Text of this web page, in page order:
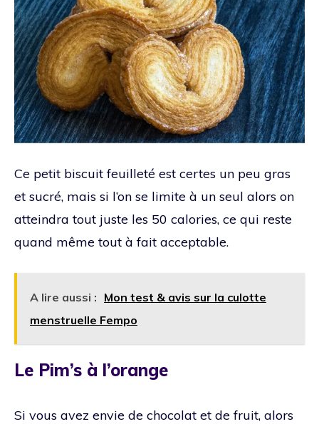
Ce petit biscuit feuilleté est certes un peu gras
et sucré, mais si l’on se limite à un seul alors on
atteindra tout juste les 50 calories, ce qui reste
quand même tout à fait acceptable.
A lire aussi : Mon test & avis sur la culotte
menstruelle Fempo
Le Pim’s à l’orange
Si vous avez envie de chocolat et de fruit, alors